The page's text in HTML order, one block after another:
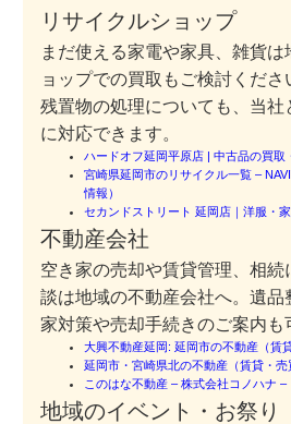
リサイクルショップ
まだ使える家電や家具、雑貨
ョップでの買取もご検討くだ
残置物の処理についても、当社
に対応できます。
ハードオフ延岡平原店 | 中古品の買取
宮崎県延岡市のリサイクル一覧 –
情報）
セカンドストリート 延岡店｜洋服・
不動産会社
空き家の売却や賃貸管理、相続
談は地域の不動産会社へ。遺品
家対策や売却手続きのご案内も
大興不動産延岡: 延岡市の不動産（賃
延岡市・宮崎県北の不動産（賃貸・
このはな不動産 – 株式会社コノハナ –
地域のイベント・お祭り